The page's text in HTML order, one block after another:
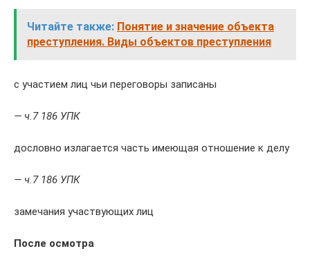
Читайте также: Понятие и значение объекта
преступления. Виды объектов преступления
с участием лиц чьи переговоры записаны
— ч.7 186 УПК
дословно излагается часть имеющая отношение к делу
— ч.7 186 УПК
замечания участвующих лиц
После осмотра